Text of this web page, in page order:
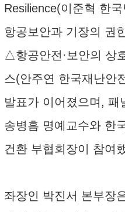
Resilience(이준혁 한
항공보안과 기장의 권
△항공안전·보안의 상
스(안주연 한국재난안
발표가 이어졌으며, 패
송병흠 명예교수와 한
건환 부협회장이 참여
좌장인 박진서 본부장